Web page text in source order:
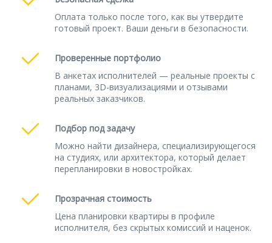
Оплата только после того, как вы утвердите
готовый проект. Ваши деньги в безопасности.
Проверенные портфолио
В анкетах исполнителей — реальные проекты с
планами, 3D-визуализациями и отзывами
реальных заказчиков.
Подбор под задачу
Можно найти дизайнера, специализирующегося
на студиях, или архитектора, который делает
перепланировки в новостройках.
Прозрачная стоимость
Цена планировки квартиры в профиле
исполнителя, без скрытых комиссий и наценок.